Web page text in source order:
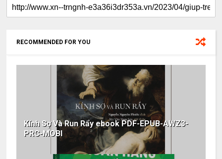
RECOMMENDED FOR YOU
Kính Sợ Và Run Rẩy ebook PDF-EPUB-AWZ3-
PRC-MOBI